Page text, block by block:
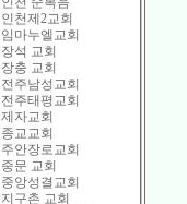
인천제2교회
임마누엘교회
장석 교회
장충 교회
전주남성교회
전주태평교회
제자교회
종교교회
주안장로교회
중문 교회
중앙성결교회
지구촌 교회